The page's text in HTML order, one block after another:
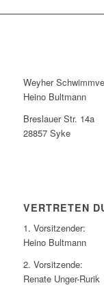
Weyher
Heino Bultmann
Breslauer Str. 14a
28857 Syke
VERTRETEN
1. Vorsitzender:
Heino Bultmann
2. Vorsitzende:
Renate Unger-Rurik